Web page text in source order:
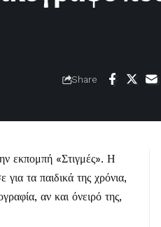
Share
εκπομπή «Στιγμές». Η
τα παιδικά της χρόνια,
αν και όνειρό της,